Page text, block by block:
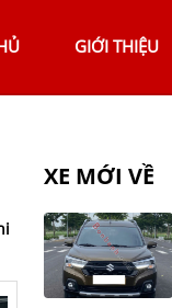
GIỚI THIỆU
XE MỚI VỀ